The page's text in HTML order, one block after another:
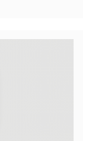
，即可查找到包